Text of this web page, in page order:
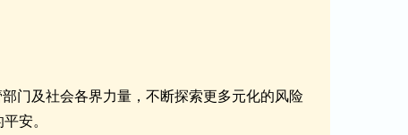
门及社会各界力量，不断探索更多元化的风险
安。